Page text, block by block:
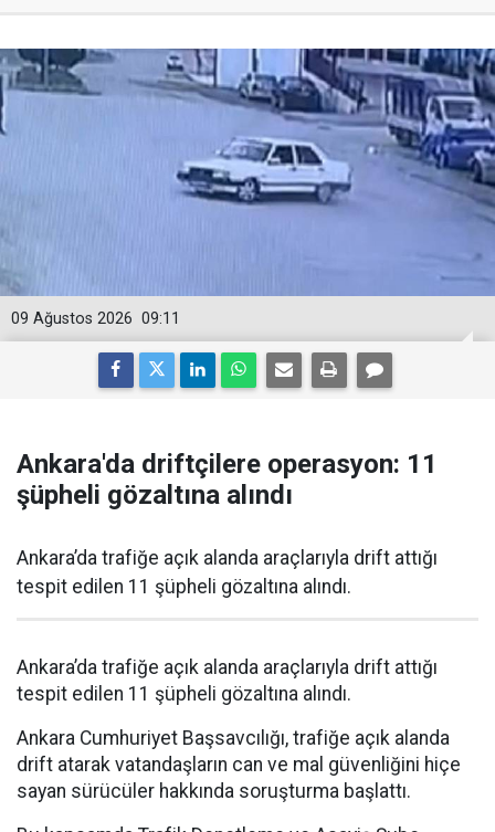
09:11
09 Ağustos 2026
Ankara'da driftçilere operasyon: 11
şüpheli gözaltına alındı
Ankara’da trafiğe açık alanda araçlarıyla drift attığı
tespit edilen 11 şüpheli gözaltına alındı.
Ankara’da trafiğe açık alanda araçlarıyla drift attığı
tespit edilen 11 şüpheli gözaltına alındı.
Ankara Cumhuriyet Başsavcılığı, trafiğe açık alanda
drift atarak vatandaşların can ve mal güvenliğini hiçe
sayan sürücüler hakkında soruşturma başlattı.